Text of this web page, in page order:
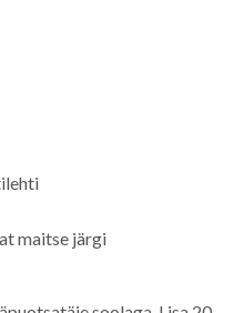
maitse järgi